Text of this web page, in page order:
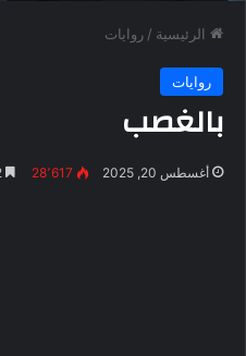
الرئيسية / روايات
روايات
بالغصب
أغسطس 20, 2025 28٬617